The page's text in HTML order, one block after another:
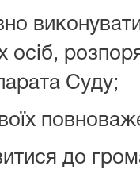
осіб,
Суду;
до